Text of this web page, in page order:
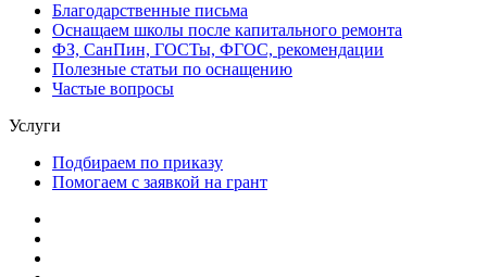
Благодарственные письма
Оснащаем школы после капитального ремонта
ФЗ, СанПин, ГОСТы, ФГОС, рекомендации
Полезные статьи по оснащению
Частые вопросы
Услуги
Подбираем по приказу
Помогаем с заявкой на грант